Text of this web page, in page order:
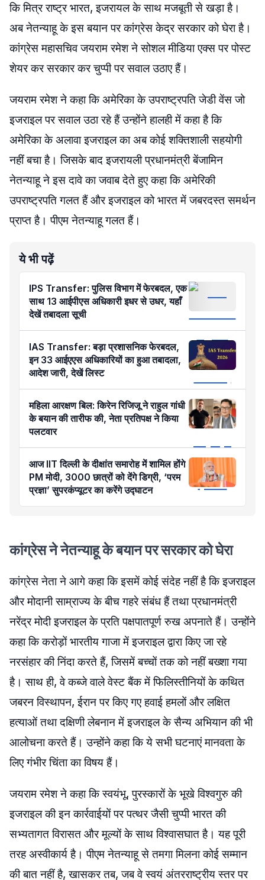
कि मित्र राष्ट्र भारत, इजरायल के साथ मजबूती से खड़ा है।
अब नेतन्याहू के इस बयान पर कांग्रेस केद्र सरकार को घेरा है।
कांग्रेस महासचिव जयराम रमेश ने सोशल मीडिया एक्स पर पोस्ट
शेयर कर सरकार कर चुप्पी पर सवाल उठाए हैं।
जयराम रमेश ने कहा कि अमेरिका के उपराष्ट्रपति जेडी वेंस जो
इजराइल पर सवाल उठा रहे हैं उन्होंने हालही में कहा है कि
अमेरिका के अलावा इजराइल का अब कोई शक्तिशाली सहयोगी
नहीं बचा है। जिसके बाद इजरायली प्रधानमंत्री बेंजामिन
नेतन्याहू ने इस दावे का जवाब देते हुए कहा कि अमेरिकी
उपराष्ट्रपति गलत हैं और इजराइल को भारत में जबरदस्त समर्थन
प्राप्त है। पीएम नेतन्याहू गलत हैं।
ये भी पढ़ें
IPS Transfer: पुलिस विभाग में फेरबदल, एक
साथ 13 आईपीएस अधिकारी इधर से उधर, यहाँ
देखें तबादला सूची
IAS Transfer: बड़ा प्रशासनिक फेरबदल,
इन 33 आईएएस अधिकारियों का हुआ तबादला,
आदेश जारी, देखें लिस्ट
महिला आरक्षण बिल: किरेन रिजिजू ने राहुल गांधी
के बयान की तारीफ की, नेता प्रतिपक्ष ने किया
पलटवार
आज IIT दिल्ली के दीक्षांत समारोह में शामिल होंगे
PM मोदी, 3000 छात्रों को देंगे डिग्री, ‘परम
प्रज्ञा’ सुपरकंप्यूटर का करेंगे उद्घाटन
कांग्रेस ने नेतन्याहू के बयान पर सरकार को घेरा
कांग्रेस नेता ने आगे कहा कि इसमें कोई संदेह नहीं है कि इजराइल
और मोदानी साम्राज्य के बीच गहरे संबंध हैं तथा प्रधानमंत्री
नरेंद्र मोदी इजराइल के प्रति पक्षपातपूर्ण रुख अपनाते हैं। उन्होंंने
कहा कि करोड़ों भारतीय गाजा में इजराइल द्वारा किए जा रहे
नरसंहार की निंदा करते हैं, जिसमें बच्चों तक को नहीं बख्शा गया
है। साथ ही, वे कब्जे वाले वेस्ट बैंक में फिलिस्तीनियों के कथित
जबरन विस्थापन, ईरान पर किए गए हवाई हमलों और लक्षित
हत्याओं तथा दक्षिणी लेबनान में इजराइल के सैन्य अभियान की भी
आलोचना करते हैं। उन्होंने कहा कि ये सभी घटनाएं मानवता के
लिए गंभीर चिंता का विषय हैं।
जयराम रमेश ने कहा कि स्वयंभू, पुरस्कारों के भूखे विश्वगुरु की
इजराइल की इन कार्रवाईयों पर पत्थर जैसी चुप्पी भारत की
सभ्यतागत विरासत और मूल्यों के साथ विश्वासघात है। यह पूरी
तरह अस्वीकार्य है। पीएम नेतन्याहू से तमगा मिलना कोई सम्मान
की बात नहीं है, खासकर तब, जब वे स्वयं अंतरराष्ट्रीय स्तर पर